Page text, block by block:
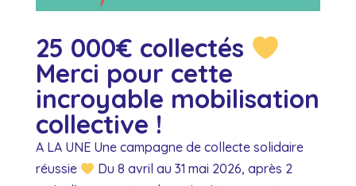
25 000€ collectés
Merci pour cette
incroyable mobilisation
collective !
A LA UNE Une campagne de collecte solidaire
réussie
Du 8 avril au 31 mai 2026, après 2